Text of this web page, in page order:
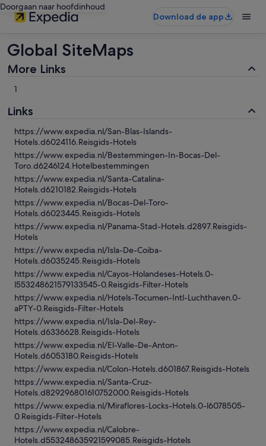
Doorgaan naar hoofdinhoud
Download de app
Global SiteMaps
More Links
1
Links
https://www.expedia.nl/San-Blas-Islands-
Hotels.d6024116.Reisgids-Hotels
https://www.expedia.nl/Bestemmingen-In-Bocas-Del-
Toro.d6246124.Hotelbestemmingen
https://www.expedia.nl/Santa-Catalina-
Hotels.d6210182.Reisgids-Hotels
https://www.expedia.nl/Bocas-Del-Toro-
Hotels.d6023445.Reisgids-Hotels
https://www.expedia.nl/Panama-Stad-Hotels.d2897.Reisgids-
Hotels
https://www.expedia.nl/Isla-De-Coiba-
Hotels.d6035245.Reisgids-Hotels
https://www.expedia.nl/Cayos-Holandeses-Hotels.0-
l553248621579133545-0.Reisgids-Filter-Hotels
https://www.expedia.nl/Hotels-Tocumen-Intl-Luchthaven.0-
aPTY-0.Reisgids-Filter-Hotels
https://www.expedia.nl/Isla-Del-Rey-
Hotels.d6336628.Reisgids-Hotels
https://www.expedia.nl/El-Valle-De-Anton-
Hotels.d6053180.Reisgids-Hotels
https://www.expedia.nl/Colon-Hotels.d601867.Reisgids-Hotels
https://www.expedia.nl/Santa-Cruz-
Hotels.d829296801610752000.Reisgids-Hotels
https://www.expedia.nl/Miraflores-Locks-Hotels.0-l6078505-
0.Reisgids-Filter-Hotels
https://www.expedia.nl/Calobre-
Hotels.d553248635921599085.Reisgids-Hotels